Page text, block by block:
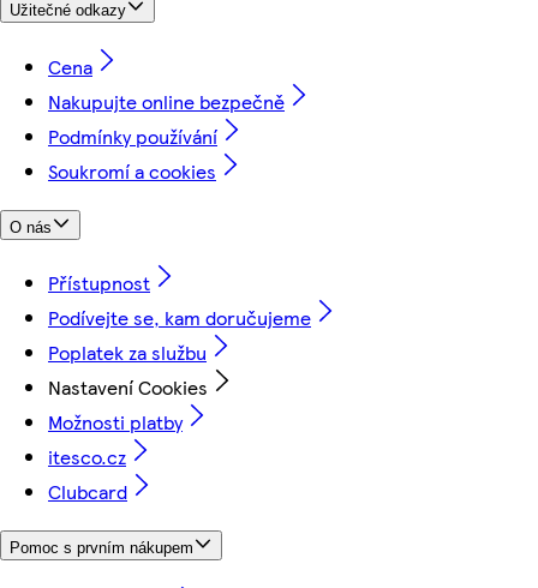
Užitečné odkazy
Cena
Nakupujte online bezpečně
Podmínky používání
Soukromí a cookies
O nás
Přístupnost
Podívejte se, kam doručujeme
Poplatek za službu
Nastavení Cookies
Možnosti platby
itesco.cz
Clubcard
Pomoc s prvním nákupem